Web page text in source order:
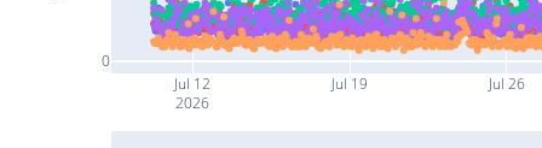
Jul 12
2026
Jul 19 Jul 26
0